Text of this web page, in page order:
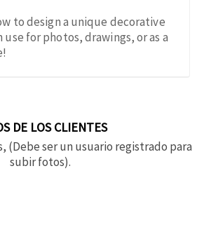
to design a unique decorative
for photos, drawings, or as a
DE LOS CLIENTES
(Debe ser un usuario registrado para
subir fotos).